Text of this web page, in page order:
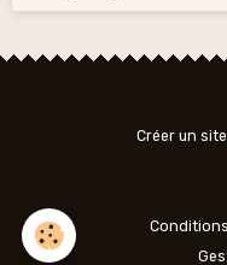
Créer un